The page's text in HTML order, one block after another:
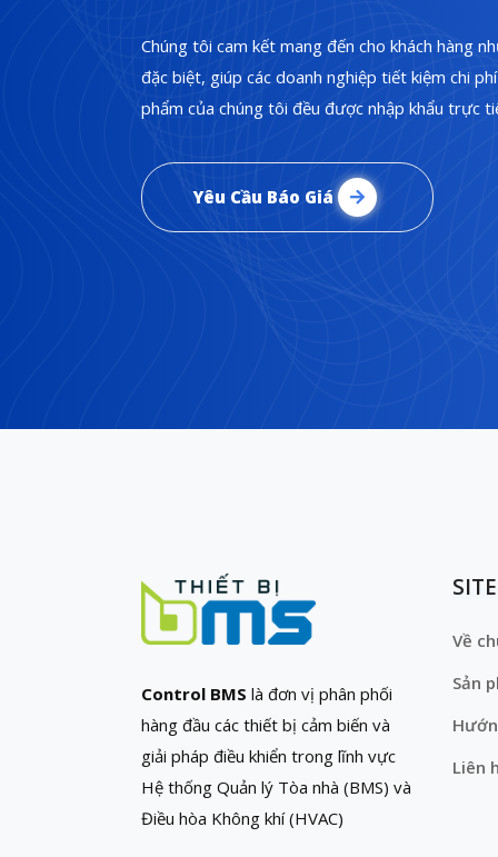
Chúng tôi cam kết mang đến cho khách hàng
đặc biệt, giúp các doanh nghiệp tiết kiệm chi
phẩm của chúng tôi đều được nhập khẩu trực
Yêu Cầu Báo Giá
Control BMS là đơn vị phân phối
hàng đầu các thiết bị cảm biến và
giải pháp điều khiển trong lĩnh vực
Hệ thống Quản lý Tòa nhà (BMS) và
Điều hòa Không khí (HVAC)
Về
Sản
Liên